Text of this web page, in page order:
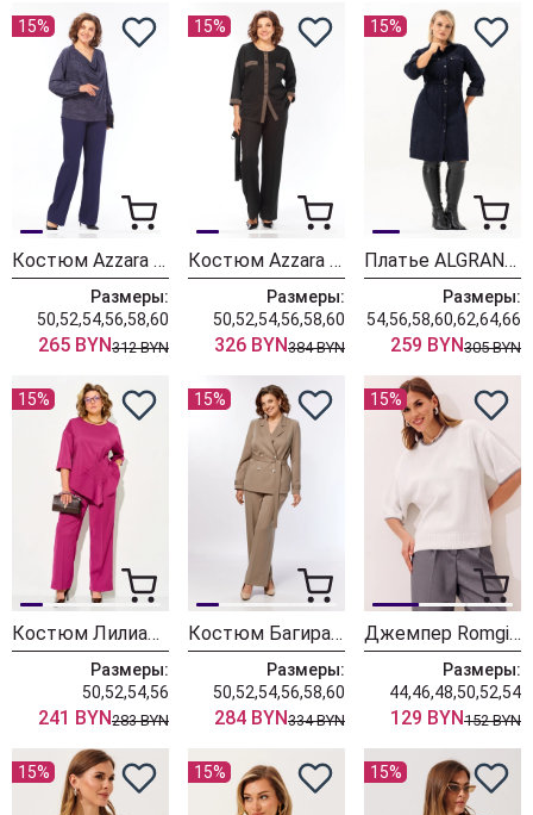
15%
Костюм Azzara 10069
Размеры:
50,52,54,56,58,60
265 BYN312 BYN
15%
Костюм Azzara 10063
Размеры:
50,52,54,56,58,60
326 BYN384 BYN
15%
Платье ALGRANDA (Новелла Шарм) 4176
Размеры:
54,56,58,60,62,64,66
259 BYN305 BYN
15%
Костюм Лилиана 1556 бургунди
Размеры:
50,52,54,56
241 BYN283 BYN
15%
Костюм БагираАнТа 1125 бежевый
Размеры:
50,52,54,56,58,60
284 BYN334 BYN
15%
Джемпер Romgil РВ0562-ХЛ5 белый + серый
Размеры:
44,46,48,50,52,54
129 BYN152 BYN
15% 15% 15%